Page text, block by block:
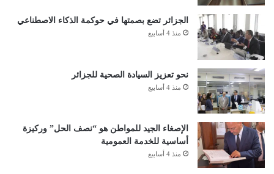
الجزائر تضع بصمتها في حوكمة الذكاء الاصطناعي
منذ 4 أسابيع
نحو تعزيز السيادة الصحية للجزائر
منذ 4 أسابيع
الإصغاء الجيد للمواطن هو “نصف الحل” وركيزة
أساسية للخدمة العمومية
منذ 4 أسابيع